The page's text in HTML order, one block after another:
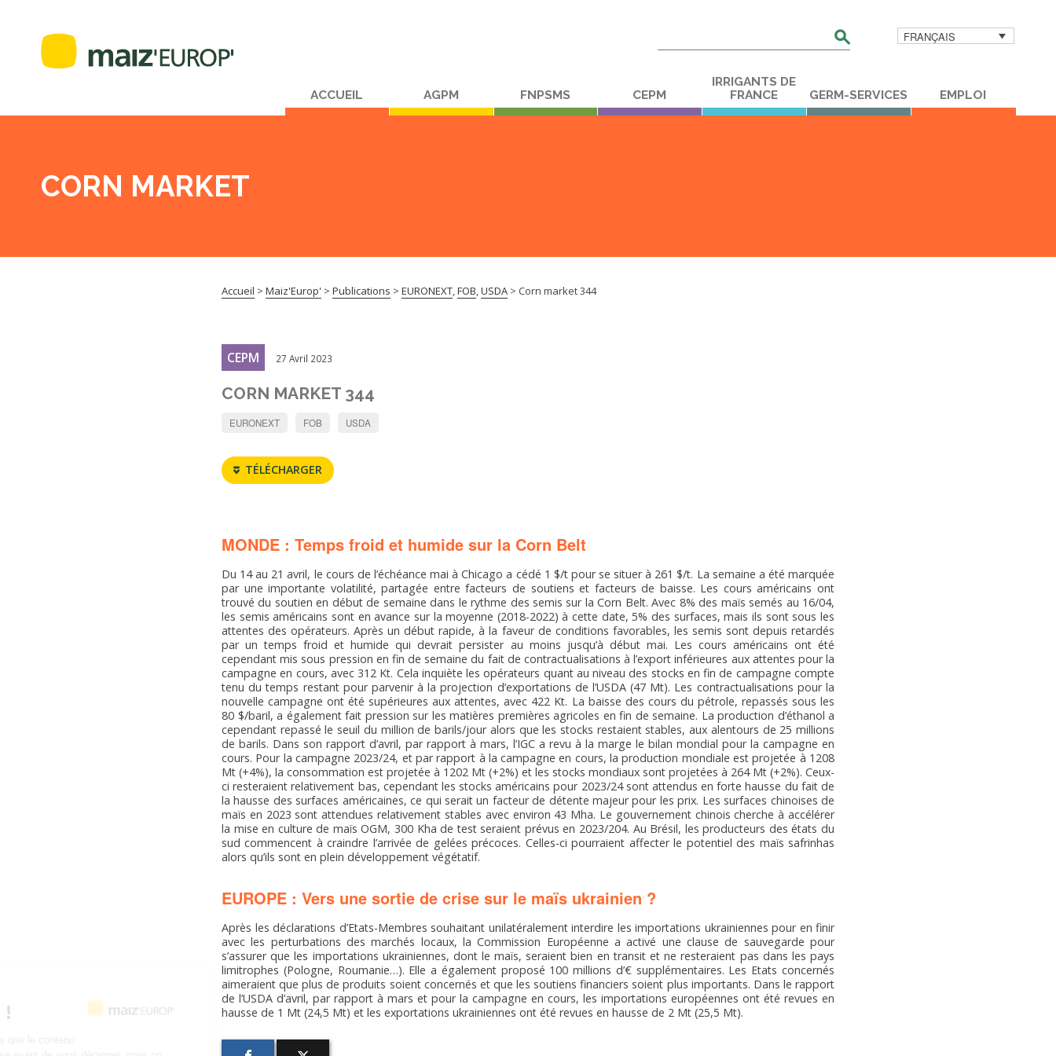
:
FRANÇAIS
ACCUEIL AGPM FNPSMS CEPM
IRRIGANTS DE
FRANCE
GERM-SERVICES EMPLOI
CORN MARKET
Accueil > Maiz'Europ' > Publications > EURONEXT,FOB,USDA > Corn market 344
CEPM 27 Avril 2023
CORN MARKET 344
EURONEXT FOB USDA
TÉLÉCHARGER
MONDE : Temps froid et humide sur la Corn Belt
Du 14 au 21 avril, le cours de l’échéance mai à Chicago a cédé 1 $/t pour se situer à 261 $/t. La semaine a été marquée
par une importante volatilité, partagée entre facteurs de soutiens et facteurs de baisse. Les cours américains ont
trouvé du soutien en début de semaine dans le rythme des semis sur la Corn Belt. Avec 8% des maïs semés au 16/04,
les semis américains sont en avance sur la moyenne (2018-2022) à cette date, 5% des surfaces, mais ils sont sous les
attentes des opérateurs. Après un début rapide, à la faveur de conditions favorables, les semis sont depuis retardés
par un temps froid et humide qui devrait persister au moins jusqu’à début mai. Les cours américains ont été
cependant mis sous pression en fin de semaine du fait de contractualisations à l’export inférieures aux attentes pour la
campagne en cours, avec 312 Kt. Cela inquiète les opérateurs quant au niveau des stocks en fin de campagne compte
tenu du temps restant pour parvenir à la projection d’exportations de l’USDA (47 Mt). Les contractualisations pour la
nouvelle campagne ont été supérieures aux attentes, avec 422 Kt. La baisse des cours du pétrole, repassés sous les
80 $/baril, a également fait pression sur les matières premières agricoles en fin de semaine. La production d’éthanol a
cependant repassé le seuil du million de barils/jour alors que les stocks restaient stables, aux alentours de 25 millions
de barils. Dans son rapport d’avril, par rapport à mars, l’IGC a revu à la marge le bilan mondial pour la campagne en
cours. Pour la campagne 2023/24, et par rapport à la campagne en cours, la production mondiale est projetée à 1208
Mt (+4%), la consommation est projetée à 1202 Mt (+2%) et les stocks mondiaux sont projetées à 264 Mt (+2%). Ceux-
ci resteraient relativement bas, cependant les stocks américains pour 2023/24 sont attendus en forte hausse du fait de
la hausse des surfaces américaines, ce qui serait un facteur de détente majeur pour les prix. Les surfaces chinoises de
maïs en 2023 sont attendues relativement stables avec environ 43 Mha. Le gouvernement chinois cherche à accélérer
la mise en culture de maïs OGM, 300 Kha de test seraient prévus en 2023/204. Au Brésil, les producteurs des états du
sud commencent à craindre l’arrivée de gelées précoces. Celles-ci pourraient affecter le potentiel des maïs safrinhas
alors qu’ils sont en plein développement végétatif.
EUROPE : Vers une sortie de crise sur le maïs ukrainien ?
Après les déclarations d’Etats-Membres souhaitant unilatéralement interdire les importations ukrainiennes pour en finir
avec les perturbations des marchés locaux, la Commission Européenne a activé une clause de sauvegarde pour
s’assurer que les importations ukrainiennes, dont le maïs, seraient bien en transit et ne resteraient pas dans les pays
limitrophes (Pologne, Roumanie…). Elle a également proposé 100 millions d’€ supplémentaires. Les Etats concernés
aimeraient que plus de produits soient concernés et que les soutiens financiers soient plus importants. Dans le rapport
de l’USDA d’avril, par rapport à mars et pour la campagne en cours, les importations européennes ont été revues en
hausse de 1 Mt (24,5 Mt) et les exportations ukrainiennes ont été revues en hausse de 2 Mt (25,5 Mt).
les Cookies !